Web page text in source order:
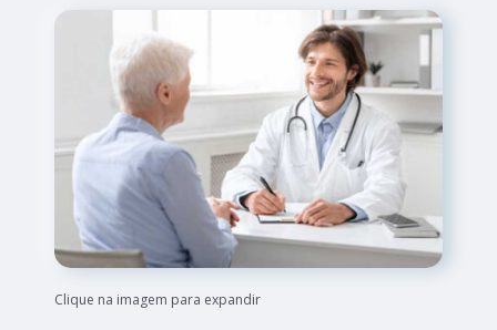
Clique na imagem para expandir